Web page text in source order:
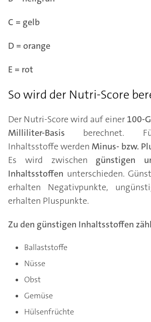
C = gelb
D = orange
E = rot
So wird der Nutri-Score
Der Nutri-Score wird auf einer 100-
Milliliter-Basis berechnet.
Inhaltsstoffe werden Minus- bzw.
Es wird zwischen günstigen
Inhaltsstoffen unterschieden.
erhalten Negativpunkte,
erhalten Pluspunkte.
Zu den günstigen Inhaltsstoffen
Ballaststoffe
Nüsse
Obst
Gemüse
Hülsenfrüchte